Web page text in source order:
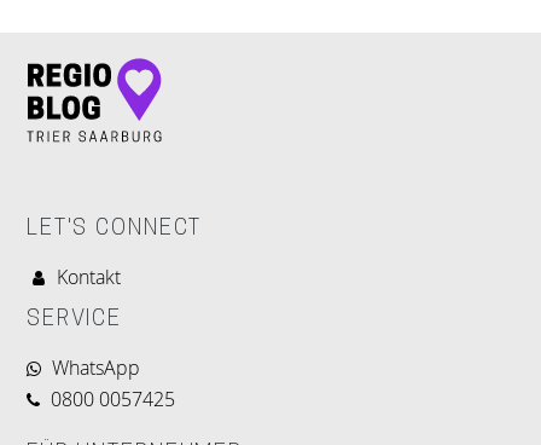
LET'S CONNECT
Kontakt
SERVICE
WhatsApp
0800 0057425